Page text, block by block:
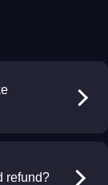
refund?